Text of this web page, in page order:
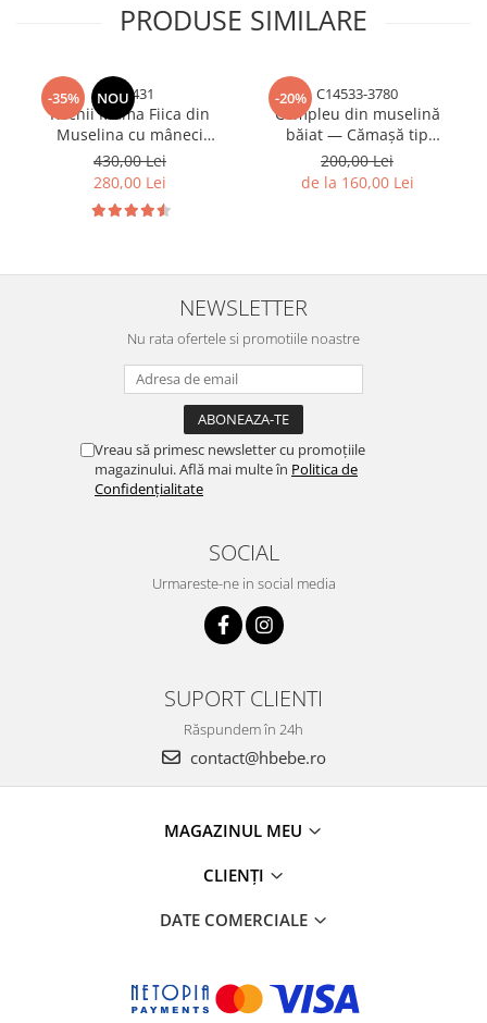
PRODUSE SIMILARE
-35% NOU
tfh6431
Rochii Mama Fiica din
Muselina cu mâneci
bufante - Zmeuriu
430,00 Lei
280,00 Lei
-20% C14533-3780
Compleu din muselină
băiat — Cămașă tip
hanorac + Pantalon
|Albastru| H. Bebe
200,00 Lei
de la 160,00 Lei
NEWSLETTER
Nu rata ofertele si promotiile noastre
Vreau să primesc newsletter cu promoțiile
magazinului. Află mai multe în Politica de
Confidențialitate
SOCIAL
Urmareste-ne in social media
SUPORT CLIENTI
Răspundem în 24h
contact@hbebe.ro
MAGAZINUL MEU
CLIENȚI
DATE COMERCIALE